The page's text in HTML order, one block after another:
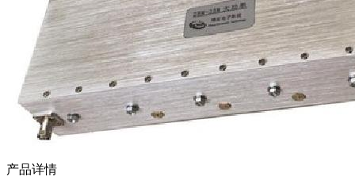
产品详情